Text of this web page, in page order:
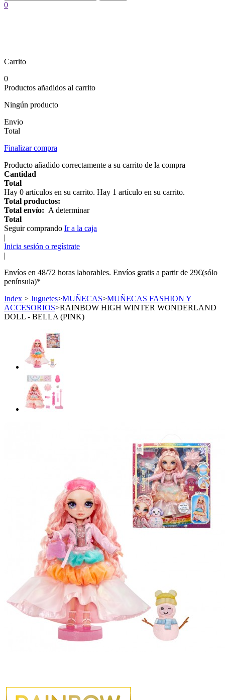
0
Carrito
0
Productos añadidos al carrito
Ningún producto
Envio
Total
Finalizar compra
Producto añadido correctamente a su carrito de la compra
Cantidad
Total
Hay 0 artículos en su carrito. Hay 1 artículo en su carrito.
Total productos:
Total envío: A determinar
Total
Seguir comprando Ir a la caja
|
Inicia sesión o regístrate
|
Envíos en 48/72 horas laborables. Envíos gratis a partir de 29€(sólo
península)*
Index > Juguetes>MUÑECAS>MUÑECAS FASHION Y
ACCESORIOS>RAINBOW HIGH WINTER WONDERLAND
DOLL - BELLA (PINK)